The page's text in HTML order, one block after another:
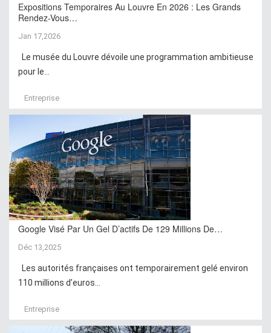
Expositions Temporaires Au Louvre En 2026 : Les Grands
Rendez-Vous…
Jan 17,2026
Le musée du Louvre dévoile une programmation ambitieuse
pour le...
Entreprise
Google Visé Par Un Gel D’actifs De 129 Millions De…
Déc 13,2025
Les autorités françaises ont temporairement gelé environ
110 millions d’euros...
Entreprise